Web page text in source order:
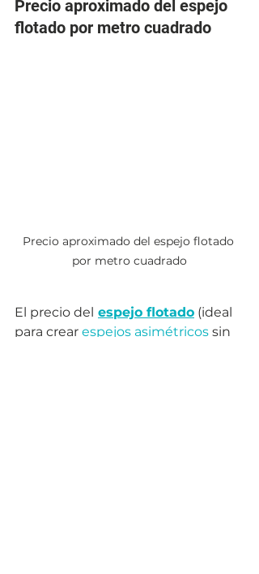
Precio aproximado del espejo
flotado por metro cuadrado
Precio aproximado del espejo flotado
por metro cuadrado
El precio del espejo flotado (ideal
para crear espejos asimétricos sin